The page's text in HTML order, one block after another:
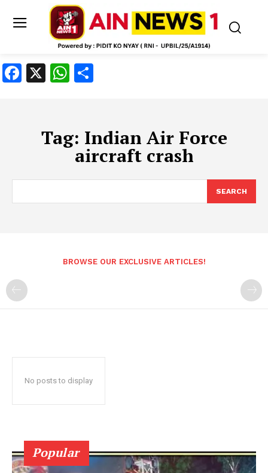
Facebook
X WhatsApp
Tag: Indian Air Force
aircraft crash
SEARCH
BROWSE OUR EXCLUSIVE ARTICLES!
No posts to display
Popular